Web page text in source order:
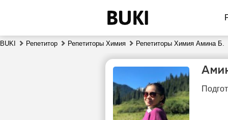
BUKI Репетитор Репетиторы Химия Репетиторы Химия Амина Б.